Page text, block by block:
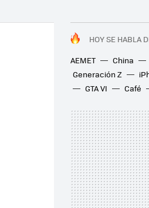
HOY SE HABLA
AEMET
China
Generación Z
GTA VI
Café